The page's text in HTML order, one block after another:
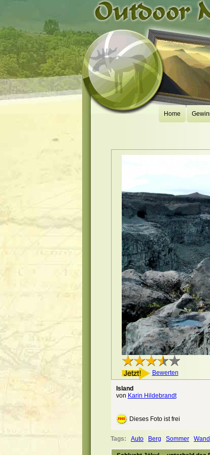
Home
Bewerten
Island
von Karin Hildebrandt
Dieses Foto ist frei
Tags: Auto Berg Sommer